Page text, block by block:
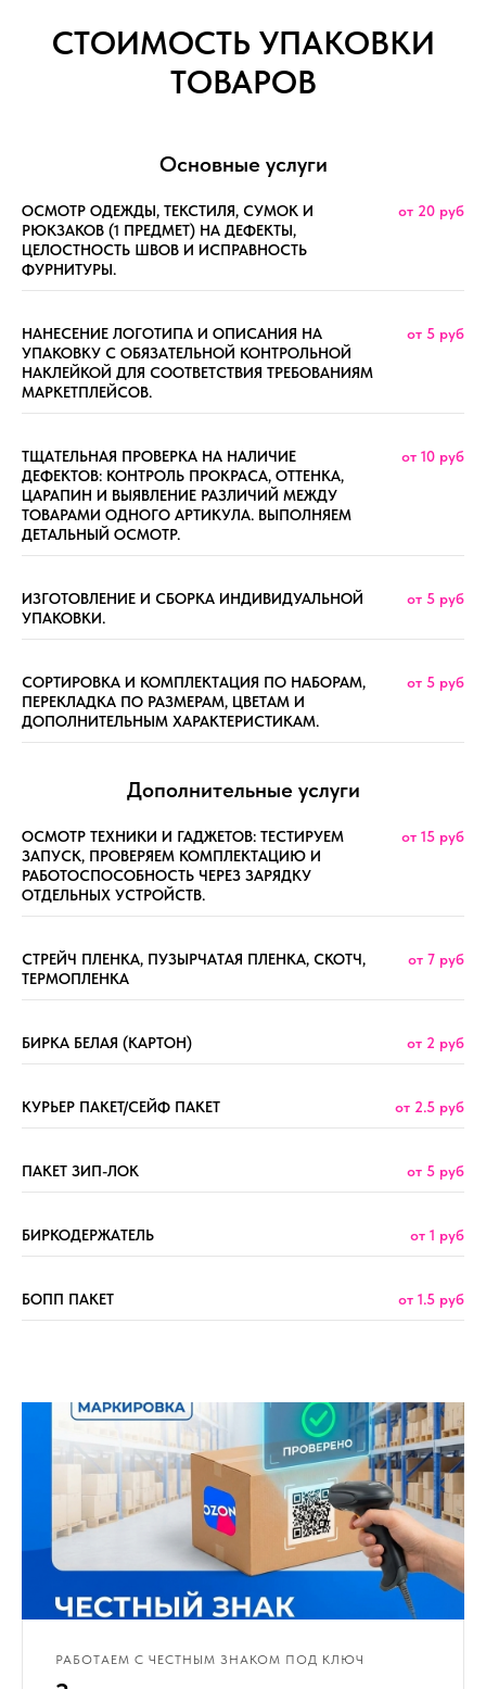
СТОИМОСТЬ УПАКОВКИ
ТОВАРОВ
Основные услуги
ОСМОТР ОДЕЖДЫ, ТЕКСТИЛЯ, СУМОК И
РЮКЗАКОВ (1 ПРЕДМЕТ) НА ДЕФЕКТЫ,
ЦЕЛОСТНОСТЬ ШВОВ И ИСПРАВНОСТЬ
ФУРНИТУРЫ.
от 20 руб
НАНЕСЕНИЕ ЛОГОТИПА И ОПИСАНИЯ НА
УПАКОВКУ С ОБЯЗАТЕЛЬНОЙ КОНТРОЛЬНОЙ
НАКЛЕЙКОЙ ДЛЯ СООТВЕТСТВИЯ ТРЕБОВАНИЯМ
МАРКЕТПЛЕЙСОВ.
от 5 руб
ТЩАТЕЛЬНАЯ ПРОВЕРКА НА НАЛИЧИЕ
ДЕФЕКТОВ: КОНТРОЛЬ ПРОКРАСА, ОТТЕНКА,
ЦАРАПИН И ВЫЯВЛЕНИЕ РАЗЛИЧИЙ МЕЖДУ
ТОВАРАМИ ОДНОГО АРТИКУЛА. ВЫПОЛНЯЕМ
ДЕТАЛЬНЫЙ ОСМОТР.
от 10 руб
ИЗГОТОВЛЕНИЕ И СБОРКА ИНДИВИДУАЛЬНОЙ
УПАКОВКИ.
от 5 руб
СОРТИРОВКА И КОМПЛЕКТАЦИЯ ПО НАБОРАМ,
ПЕРЕКЛАДКА ПО РАЗМЕРАМ, ЦВЕТАМ И
ДОПОЛНИТЕЛЬНЫМ ХАРАКТЕРИСТИКАМ.
от 5 руб
Дополнительные услуги
ОСМОТР ТЕХНИКИ И ГАДЖЕТОВ: ТЕСТИРУЕМ
ЗАПУСК, ПРОВЕРЯЕМ КОМПЛЕКТАЦИЮ И
РАБОТОСПОСОБНОСТЬ ЧЕРЕЗ ЗАРЯДКУ
ОТДЕЛЬНЫХ УСТРОЙСТВ.
от 15 руб
СТРЕЙЧ ПЛЕНКА, ПУЗЫРЧАТАЯ ПЛЕНКА, СКОТЧ,
ТЕРМОПЛЕНКА
от 7 руб
БИРКА БЕЛАЯ (КАРТОН) от 2 руб
КУРЬЕР ПАКЕТ/СЕЙФ ПАКЕТ от 2.5 руб
ПАКЕТ ЗИП-ЛОК от 5 руб
БИРКОДЕРЖАТЕЛЬ от 1 руб
БОПП ПАКЕТ от 1.5 руб
РАБОТАЕМ С ЧЕСТНЫМ ЗНАКОМ ПОД КЛЮЧ